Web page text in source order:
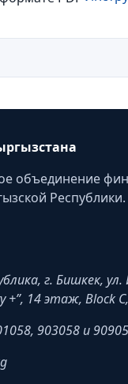
объединение
Республики.
г. Бишкек,
+”, 14 этаж, Block
903058 и